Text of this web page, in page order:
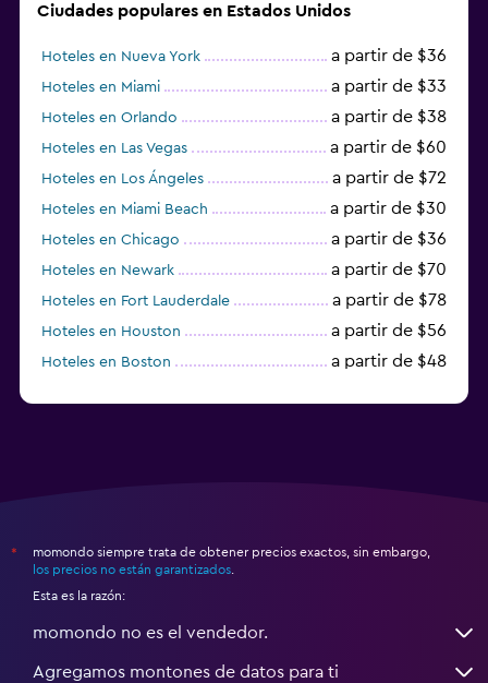
Ciudades populares en Estados Unidos
Hoteles en Nueva York a partir de $36
Hoteles en Miami a partir de $33
Hoteles en Orlando a partir de $38
Hoteles en Las Vegas a partir de $60
Hoteles en Los Ángeles a partir de $72
Hoteles en Miami Beach a partir de $30
Hoteles en Chicago a partir de $36
Hoteles en Newark a partir de $70
Hoteles en Fort Lauderdale a partir de $78
Hoteles en Houston a partir de $56
Hoteles en Boston a partir de $48
*
momondo siempre trata de obtener precios exactos, sin embargo,
los precios no están garantizados
Esta es la razón:
momondo no es el vendedor.
Agregamos montones de datos para ti